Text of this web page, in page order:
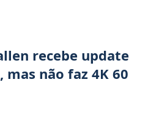
recebe update
mas não faz 4K 60